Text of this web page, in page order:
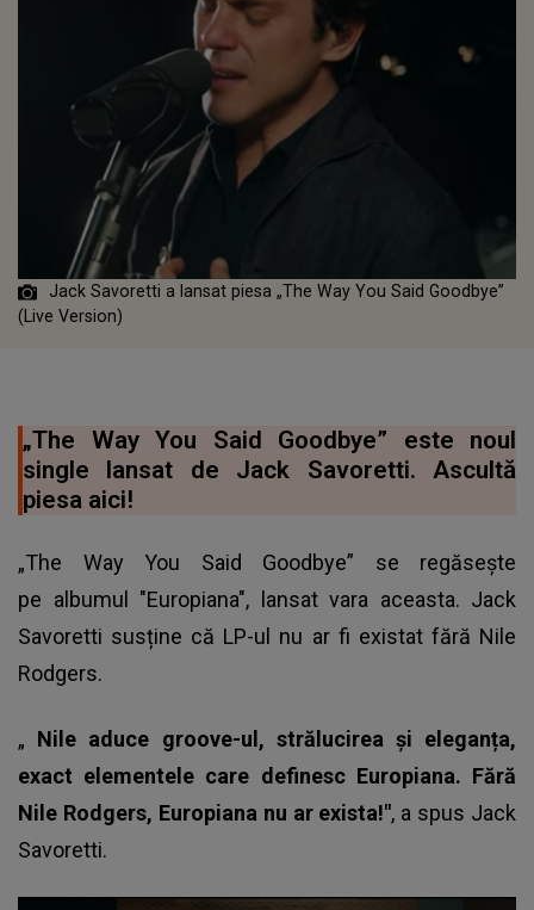
Jack Savoretti a lansat piesa „The Way You Said Goodbye”
(Live Version)
„The Way You Said Goodbye” este noul
single lansat de Jack Savoretti. Ascultă
piesa aici!
„The Way You Said Goodbye” se regăsește
pe albumul "Europiana", lansat vara aceasta. Jack
Savoretti susține că LP-ul nu ar fi existat fără Nile
Rodgers.
„ Nile aduce groove-ul, strălucirea și eleganța,
exact elementele care definesc Europiana. Fără
Nile Rodgers, Europiana nu ar exista!", a spus Jack
Savoretti.